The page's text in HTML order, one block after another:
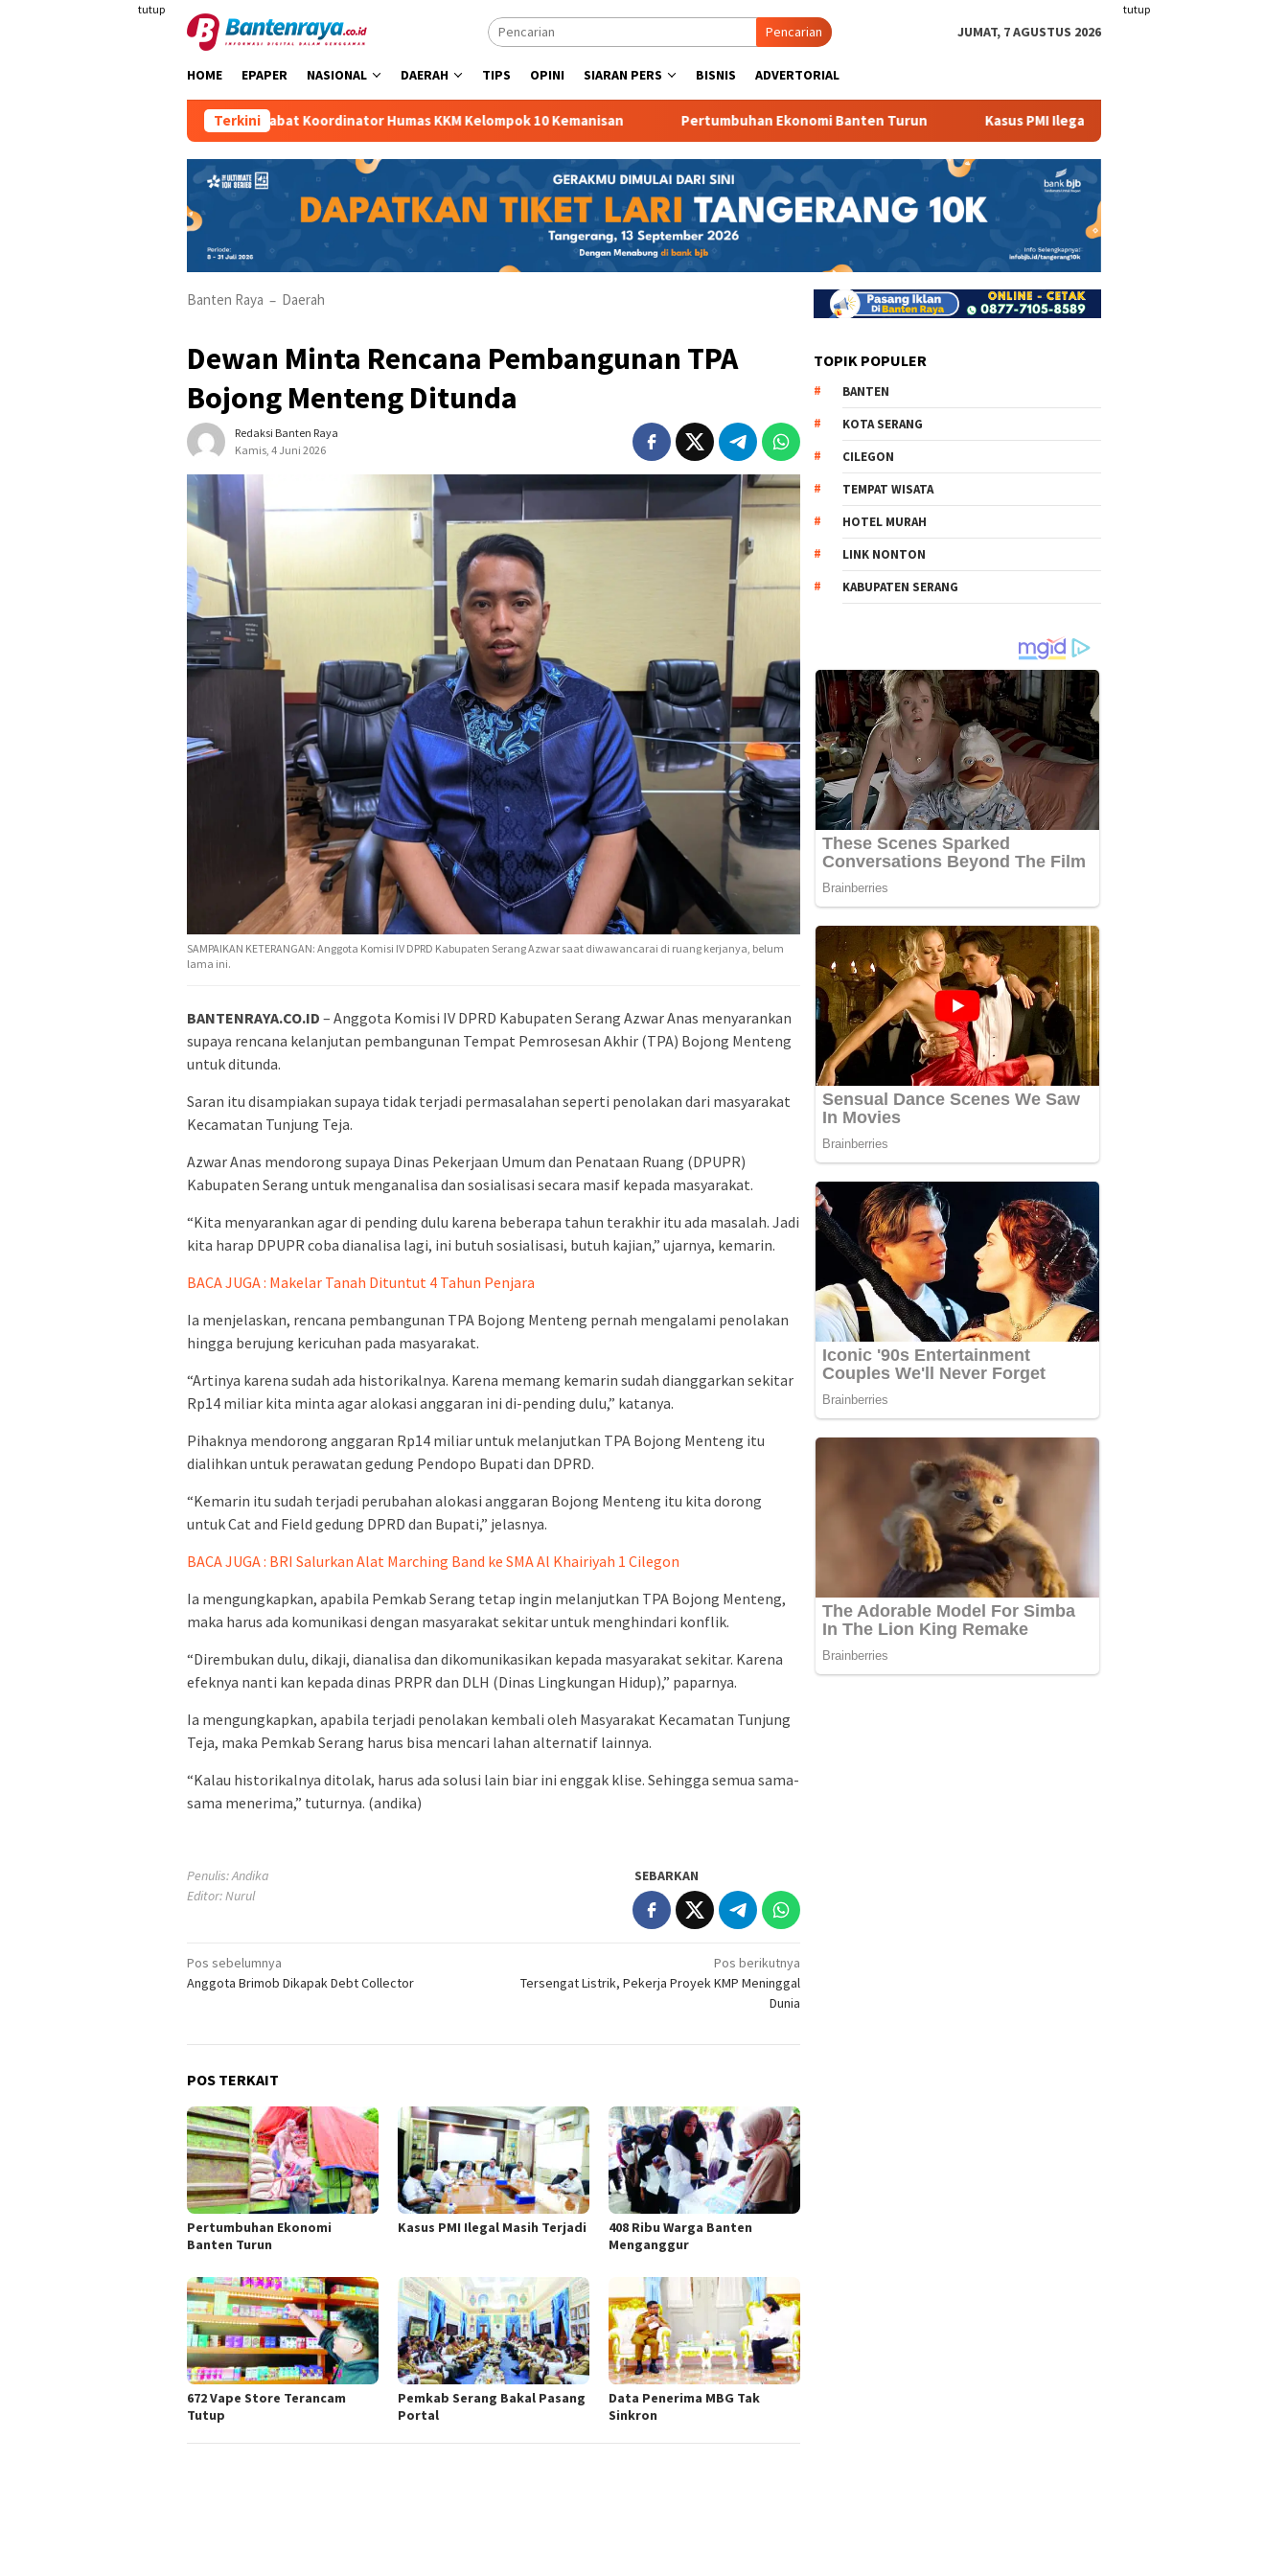
tutup tutup
Pencarian JUMAT, 7 AGUSTUS 2026
HOME EPAPER NASIONAL DAERAH TIPS OPINI SIARAN PERS BISNIS ADVERTORIAL
Terkini
Maulana Khafid Dipercaya Jabat Koordinator Humas KKM Kelompok 10 Kemanisan Pertumbuhan Ekonomi Banten Turun Kasus PMI Ilegal Masih Terjadi
Banten Raya – Daerah
Dewan Minta Rencana Pembangunan TPA
Bojong Menteng Ditunda
Redaksi Banten Raya
Kamis, 4 Juni 2026
SAMPAIKAN KETERANGAN: Anggota Komisi IV DPRD Kabupaten Serang Azwar saat diwawancarai di ruang kerjanya, belum
lama ini.
BANTENRAYA.CO.ID – Anggota Komisi IV DPRD Kabupaten Serang Azwar Anas menyarankan
supaya rencana kelanjutan pembangunan Tempat Pemrosesan Akhir (TPA) Bojong Menteng
untuk ditunda.
Saran itu disampiakan supaya tidak terjadi permasalahan seperti penolakan dari masyarakat
Kecamatan Tunjung Teja.
Azwar Anas mendorong supaya Dinas Pekerjaan Umum dan Penataan Ruang (DPUPR)
Kabupaten Serang untuk menganalisa dan sosialisasi secara masif kepada masyarakat.
“Kita menyarankan agar di pending dulu karena beberapa tahun terakhir itu ada masalah. Jadi
kita harap DPUPR coba dianalisa lagi, ini butuh sosialisasi, butuh kajian,” ujarnya, kemarin.
BACA JUGA : Makelar Tanah Dituntut 4 Tahun Penjara
Ia menjelaskan, rencana pembangunan TPA Bojong Menteng pernah mengalami penolakan
hingga berujung kericuhan pada masyarakat.
“Artinya karena sudah ada historikalnya. Karena memang kemarin sudah dianggarkan sekitar
Rp14 miliar kita minta agar alokasi anggaran ini di-pending dulu,” katanya.
Pihaknya mendorong anggaran Rp14 miliar untuk melanjutkan TPA Bojong Menteng itu
dialihkan untuk perawatan gedung Pendopo Bupati dan DPRD.
“Kemarin itu sudah terjadi perubahan alokasi anggaran Bojong Menteng itu kita dorong
untuk Cat and Field gedung DPRD dan Bupati,” jelasnya.
BACA JUGA : BRI Salurkan Alat Marching Band ke SMA Al Khairiyah 1 Cilegon
Ia mengungkapkan, apabila Pemkab Serang tetap ingin melanjutkan TPA Bojong Menteng,
maka harus ada komunikasi dengan masyarakat sekitar untuk menghindari konflik.
“Dirembukan dulu, dikaji, dianalisa dan dikomunikasikan kepada masyarakat sekitar. Karena
efeknya nanti kan kepada dinas PRPR dan DLH (Dinas Lingkungan Hidup),” paparnya.
Ia mengungkapkan, apabila terjadi penolakan kembali oleh Masyarakat Kecamatan Tunjung
Teja, maka Pemkab Serang harus bisa mencari lahan alternatif lainnya.
“Kalau historikalnya ditolak, harus ada solusi lain biar ini enggak klise. Sehingga semua sama-
sama menerima,” tuturnya. (andika)
Penulis: Andika
Editor: Nurul
SEBARKAN
Navigasi
pos
Pos sebelumnya
Anggota Brimob Dikapak Debt Collector
Pos berikutnya
Tersengat Listrik, Pekerja Proyek KMP Meninggal
Dunia
POS TERKAIT
Pertumbuhan Ekonomi
Banten Turun
Kasus PMI Ilegal Masih Terjadi
408 Ribu Warga Banten
Menganggur
672 Vape Store Terancam
Tutup
Pemkab Serang Bakal Pasang
Portal
Data Penerima MBG Tak
Sinkron
TOPIK POPULER
BANTEN
KOTA SERANG
CILEGON
TEMPAT WISATA
HOTEL MURAH
LINK NONTON
KABUPATEN SERANG